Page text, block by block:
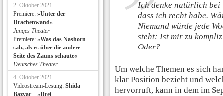
Ich denke natürlich bei
dass ich recht habe.
Niemand würde jede
steht: Ist mir zu
Oder?
Um welche Themen es sich
klar Position bezieht und
hervorruft, kann in dem im
2. Oktober 2021
Premiere: »Unter der
Drachenwand«
Junges Theater
Premiere: »Was das Nashorn
sah, als es über die andere
Seite des Zauns schaute«
Deutsches Theater
4. Oktober 2021
Videostream-Lesung: Shida
Bazyar – »Drei